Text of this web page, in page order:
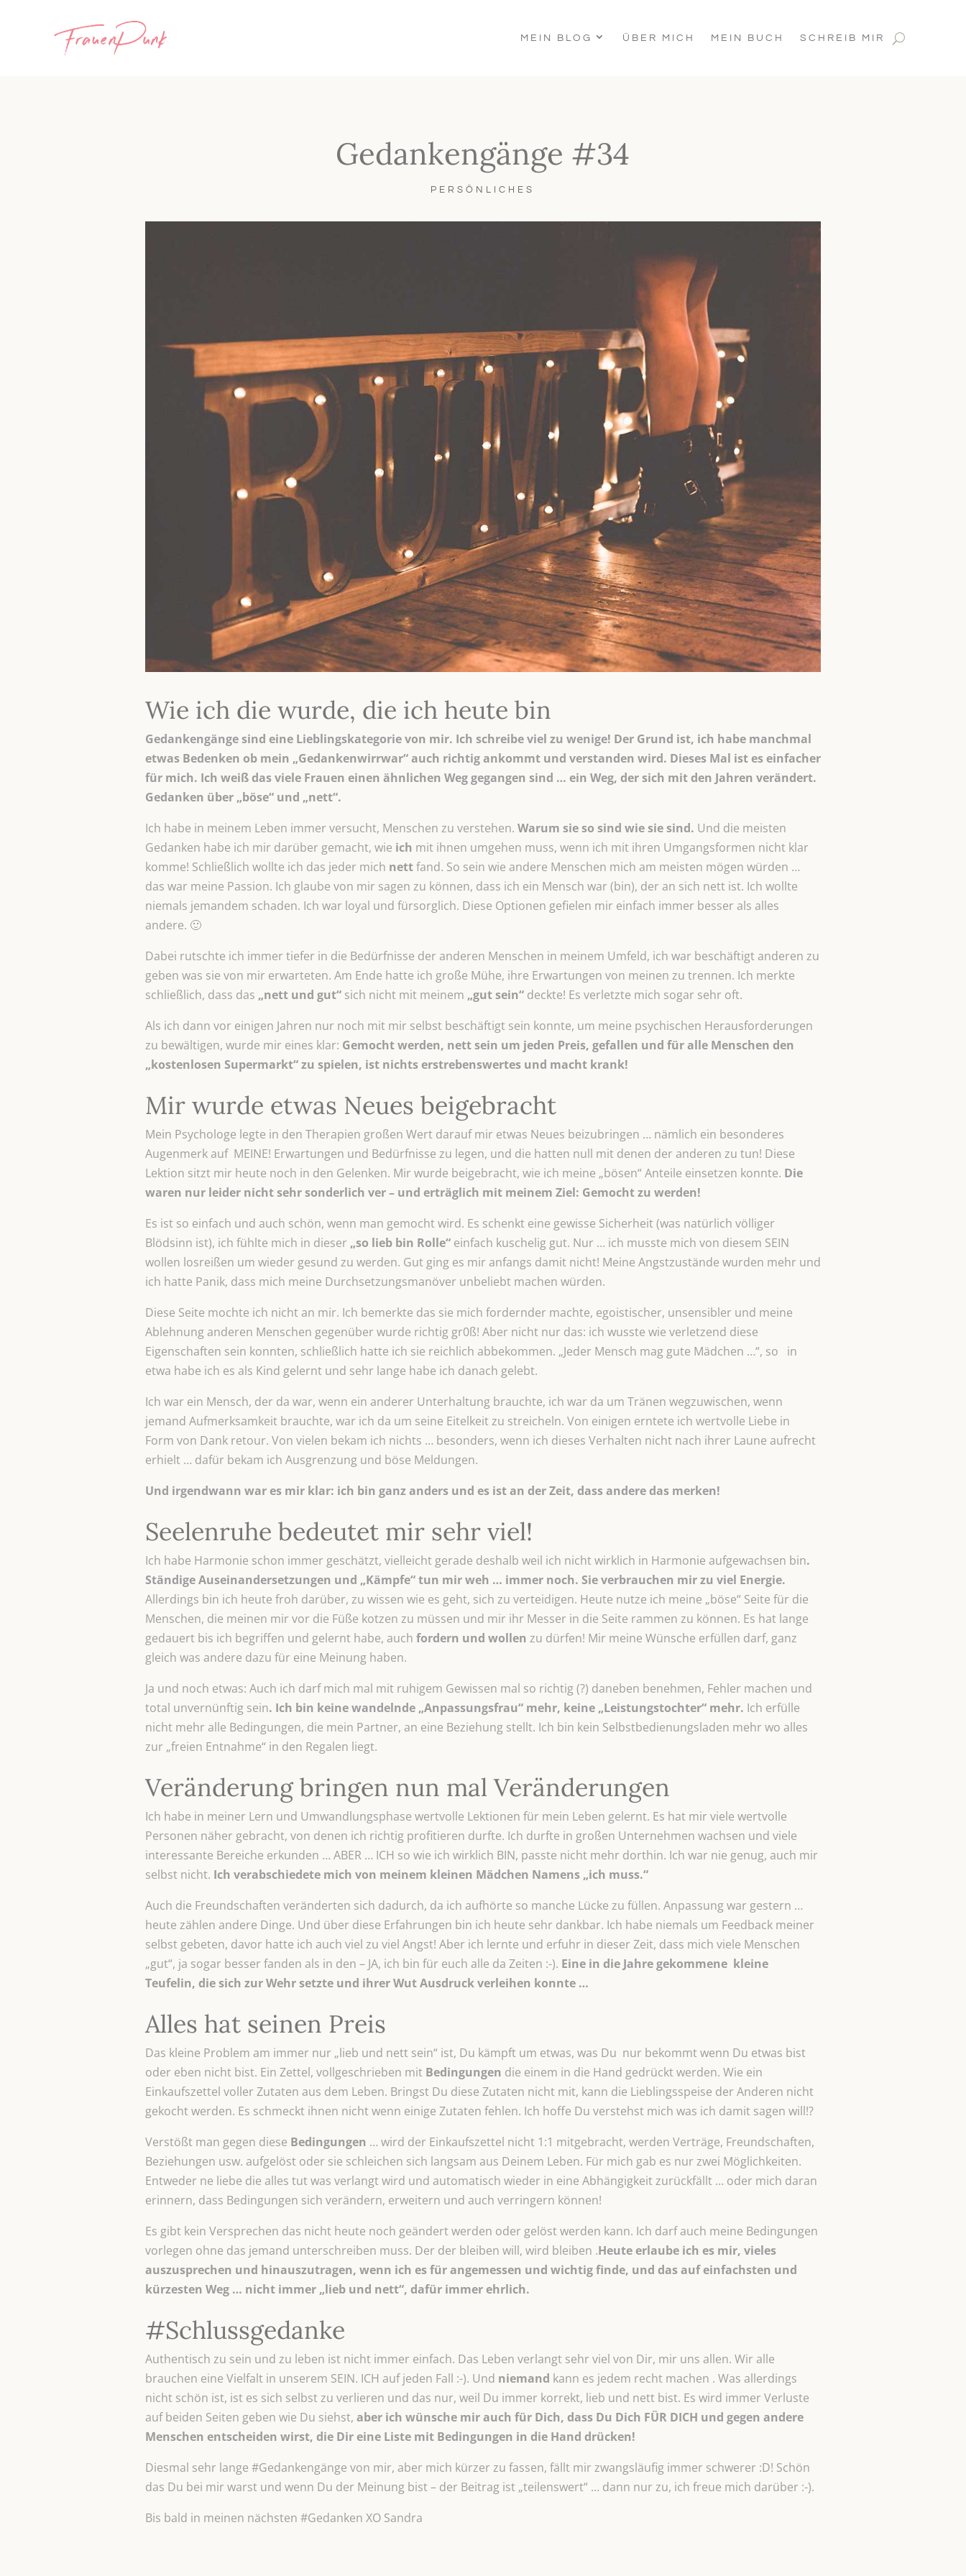
MEIN BLOG ÜBER MICH MEIN BUCH SCHREIB MIR
Gedankengänge #34
PERSÖNLICHES
Wie ich die wurde, die ich heute bin
Gedankengänge sind eine Lieblingskategorie von mir. Ich schreibe viel zu wenige! Der Grund ist, ich habe manchmal
etwas Bedenken ob mein „Gedankenwirrwar“ auch richtig ankommt und verstanden wird. Dieses Mal ist es einfacher
für mich. Ich weiß das viele Frauen einen ähnlichen Weg gegangen sind … ein Weg, der sich mit den Jahren verändert.
Gedanken über „böse“ und „nett“.
Ich habe in meinem Leben immer versucht, Menschen zu verstehen. Warum sie so sind wie sie sind. Und die meisten
Gedanken habe ich mir darüber gemacht, wie ich mit ihnen umgehen muss, wenn ich mit ihren Umgangsformen nicht klar
komme! Schließlich wollte ich das jeder mich nettfand. So sein wie andere Menschen mich am meisten mögen würden …
das war meine Passion. Ich glaube von mir sagen zu können, dass ich ein Mensch war (bin), der an sich nett ist. Ich wollte
niemals jemandem schaden. Ich war loyal und fürsorglich. Diese Optionen gefielen mir einfach immer besser als alles
andere. 🙂
Dabei rutschte ich immer tiefer in die Bedürfnisse der anderen Menschen in meinem Umfeld, ich war beschäftigt anderen zu
geben was sie von mir erwarteten. Am Ende hatte ich große Mühe, ihre Erwartungen von meinen zu trennen. Ich merkte
schließlich, dass das „nett und gut“sich nicht mit meinem „gut sein“deckte! Es verletzte mich sogar sehr oft.
Als ich dann vor einigen Jahren nur noch mit mir selbst beschäftigt sein konnte, um meine psychischen Herausforderungen
zu bewältigen, wurde mir eines klar: Gemocht werden, nett sein um jeden Preis, gefallen und für alle Menschen den
„kostenlosen Supermarkt“ zu spielen, ist nichts erstrebenswertes und macht krank!
Mir wurde etwas Neues beigebracht
Mein Psychologe legte in den Therapien großen Wert darauf mir etwas Neues beizubringen … nämlich ein besonderes
Augenmerk auf MEINE! Erwartungen und Bedürfnisse zu legen, und die hatten null mit denen der anderen zu tun! Diese
Lektion sitzt mir heute noch in den Gelenken. Mir wurde beigebracht, wie ich meine „bösen“ Anteile einsetzen konnte. Die
waren nur leider nicht sehr sonderlich ver – und erträglich mit meinem Ziel: Gemocht zu werden!
Es ist so einfach und auch schön, wenn man gemocht wird. Es schenkt eine gewisse Sicherheit (was natürlich völliger
Blödsinn ist), ich fühlte mich in dieser „so lieb bin Rolle“einfach kuschelig gut. Nur … ich musste mich von diesem SEIN
wollen losreißen um wieder gesund zu werden. Gut ging es mir anfangs damit nicht! Meine Angstzustände wurden mehr und
ich hatte Panik, dass mich meine Durchsetzungsmanöver unbeliebt machen würden.
Diese Seite mochte ich nicht an mir. Ich bemerkte das sie mich fordernder machte, egoistischer, unsensibler und meine
Ablehnung anderen Menschen gegenüber wurde richtig gr0ß! Aber nicht nur das: ich wusste wie verletzend diese
Eigenschaften sein konnten, schließlich hatte ich sie reichlich abbekommen. „Jeder Mensch mag gute Mädchen …“, so in
etwa habe ich es als Kind gelernt und sehr lange habe ich danach gelebt.
Ich war ein Mensch, der da war, wenn ein anderer Unterhaltung brauchte, ich war da um Tränen wegzuwischen, wenn
jemand Aufmerksamkeit brauchte, war ich da um seine Eitelkeit zu streicheln. Von einigen erntete ich wertvolle Liebe in
Form von Dank retour. Von vielen bekam ich nichts … besonders, wenn ich dieses Verhalten nicht nach ihrer Laune aufrecht
erhielt … dafür bekam ich Ausgrenzung und böse Meldungen.
Und irgendwann war es mir klar: ich bin ganz anders und es ist an der Zeit, dass andere das merken!
Seelenruhe bedeutet mir sehr viel!
Ich habe Harmonie schon immer geschätzt, vielleicht gerade deshalb weil ich nicht wirklich in Harmonie aufgewachsen bin.
Ständige Auseinandersetzungen und „Kämpfe“ tun mir weh … immer noch. Sie verbrauchen mir zu viel Energie.
Allerdings bin ich heute froh darüber, zu wissen wie es geht, sich zu verteidigen. Heute nutze ich meine „böse“ Seite für die
Menschen, die meinen mir vor die Füße kotzen zu müssen und mir ihr Messer in die Seite rammen zu können. Es hat lange
gedauert bis ich begriffen und gelernt habe, auch fordern und wollen zu dürfen! Mir meine Wünsche erfüllen darf, ganz
gleich was andere dazu für eine Meinung haben.
Ja und noch etwas: Auch ich darf mich mal mit ruhigem Gewissen mal so richtig (?) daneben benehmen, Fehler machen und
total unvernünftig sein. Ich bin keine wandelnde „Anpassungsfrau“ mehr, keine „Leistungstochter“ mehr. Ich erfülle
nicht mehr alle Bedingungen, die mein Partner, an eine Beziehung stellt. Ich bin kein Selbstbedienungsladen mehr wo alles
zur „freien Entnahme“ in den Regalen liegt.
Veränderung bringen nun mal Veränderungen
Ich habe in meiner Lern und Umwandlungsphase wertvolle Lektionen für mein Leben gelernt. Es hat mir viele wertvolle
Personen näher gebracht, von denen ich richtig profitieren durfte. Ich durfte in großen Unternehmen wachsen und viele
interessante Bereiche erkunden … ABER … ICH so wie ich wirklich BIN, passte nicht mehr dorthin. Ich war nie genug, auch mir
selbst nicht. Ich verabschiedete mich von meinem kleinen Mädchen Namens „ich muss.“
Auch die Freundschaften veränderten sich dadurch, da ich aufhörte so manche Lücke zu füllen. Anpassung war gestern …
heute zählen andere Dinge. Und über diese Erfahrungen bin ich heute sehr dankbar. Ich habe niemals um Feedback meiner
selbst gebeten, davor hatte ich auch viel zu viel Angst! Aber ich lernte und erfuhr in dieser Zeit, dass mich viele Menschen
„gut“, ja sogar besser fanden als in den – JA, ich bin für euch alle da Zeiten :-). Eine in die Jahre gekommene kleine
Teufelin, die sich zur Wehr setzte und ihrer Wut Ausdruck verleihen konnte …
Alles hat seinen Preis
Das kleine Problem am immer nur „lieb und nett sein“ ist, Du kämpft um etwas, was Du nur bekommt wenn Du etwas bist
oder eben nicht bist. Ein Zettel, vollgeschrieben mitBedingungen die einem in die Hand gedrückt werden. Wie ein
Einkaufszettel voller Zutaten aus dem Leben. Bringst Du diese Zutaten nicht mit, kann die Lieblingsspeise der Anderen nicht
gekocht werden. Es schmeckt ihnen nicht wenn einige Zutaten fehlen. Ich hoffe Du verstehst mich was ich damit sagen will!?
Verstößt man gegen diese Bedingungen … wird der Einkaufszettel nicht 1:1 mitgebracht, werden Verträge, Freundschaften,
Beziehungen usw. aufgelöst oder sie schleichen sich langsam aus Deinem Leben. Für mich gab es nur zwei Möglichkeiten.
Entweder ne liebe die alles tut was verlangt wird und automatisch wieder in eine Abhängigkeit zurückfällt … oder mich daran
erinnern, dass Bedingungen sich verändern, erweitern und auch verringern können!
Es gibt kein Versprechen das nicht heute noch geändert werden oder gelöst werden kann. Ich darf auch meine Bedingungen
vorlegen ohne das jemand unterschreiben muss. Der der bleiben will, wird bleiben .Heute erlaube ich es mir, vieles
auszusprechen und hinauszutragen, wenn ich es für angemessen und wichtig finde, und das auf einfachsten und
kürzesten Weg … nicht immer „lieb und nett“, dafür immer ehrlich.
#Schlussgedanke
Authentisch zu sein und zu leben ist nicht immer einfach. Das Leben verlangt sehr viel von Dir, mir uns allen. Wir alle
brauchen eine Vielfalt in unserem SEIN. ICH auf jeden Fall :-). Und niemand kann es jedem recht machen . Was allerdings
nicht schön ist, ist es sich selbst zu verlieren und das nur, weil Du immer korrekt, lieb und nett bist. Es wird immer Verluste
auf beiden Seiten geben wie Du siehst, aber ich wünsche mir auch für Dich, dass Du Dich FÜR DICH und gegen andere
Menschen entscheiden wirst, die Dir eine Liste mit Bedingungen in die Hand drücken!
Diesmal sehr lange #Gedankengänge von mir, aber mich kürzer zu fassen, fällt mir zwangsläufig immer schwerer :D! Schön
das Du bei mir warst und wenn Du der Meinung bist – der Beitrag ist „teilenswert“ … dann nur zu, ich freue mich darüber :-).
Bis bald in meinen nächsten #Gedanken XO Sandra